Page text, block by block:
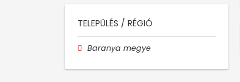
TELEPÜLÉS / RÉGIÓ
Baranya megye